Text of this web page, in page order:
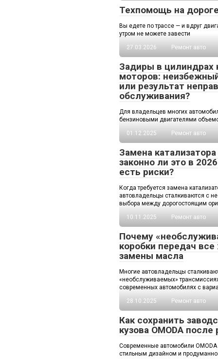
Техпомощь на
Вы едете по трассе — и вдруг
утром не можете завести
27.03.2026
Ремонт авто
Задиры в цилиндрах
моторов:
или результат
обслуживания?
Для владельцев многих
бензиновыми двигателями
01.12.2025
Ремонт авто
Замена
законно ли это в
есть риски?
Когда требуется замена
автовладельцы сталкиваются с
выбора между дорогостоящим
10.11.2025
Ремонт авто
Почему
коробки передач
замены масла
Многие автовладельцы
«необслуживаемых»
современных автомобилях с
28.10.2025
Ремонт авто
Как сохранить
кузова OMODA
Современные автомобили OMODA
стильным дизайном и